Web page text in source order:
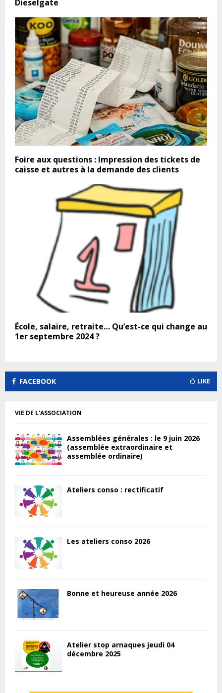
Dieselgate
Foire aux questions : Impression des tickets de
caisse et autres à la demande des clients
École, salaire, retraite… Qu’est-ce qui change au
1er septembre 2024 ?
FACEBOOK LIKE
VIE DE L'ASSOCIATION
Assemblées générales : le 9 juin 2026
(assemblée extraordinaire et
assemblée ordinaire)
Ateliers conso : rectificatif
Les ateliers conso 2026
Bonne et heureuse année 2026
Atelier stop arnaques jeudi 04
décembre 2025